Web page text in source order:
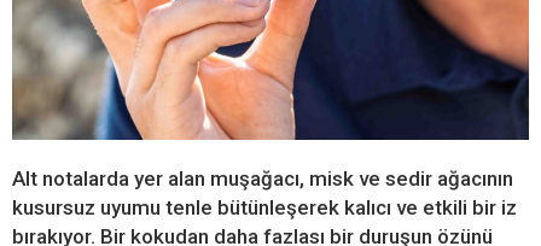
Alt notalarda yer alan muşağacı, misk ve sedir ağacının
kusursuz uyumu tenle bütünleşerek kalıcı ve etkili bir iz
bırakıyor. Bir kokudan daha fazlası bir duruşun özünü